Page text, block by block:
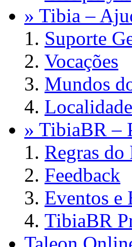
» Tibia –
Suporte
Vocações
Mundos
» TibiaBR –
Regras
Feedback
Eventos e
TibiaBR